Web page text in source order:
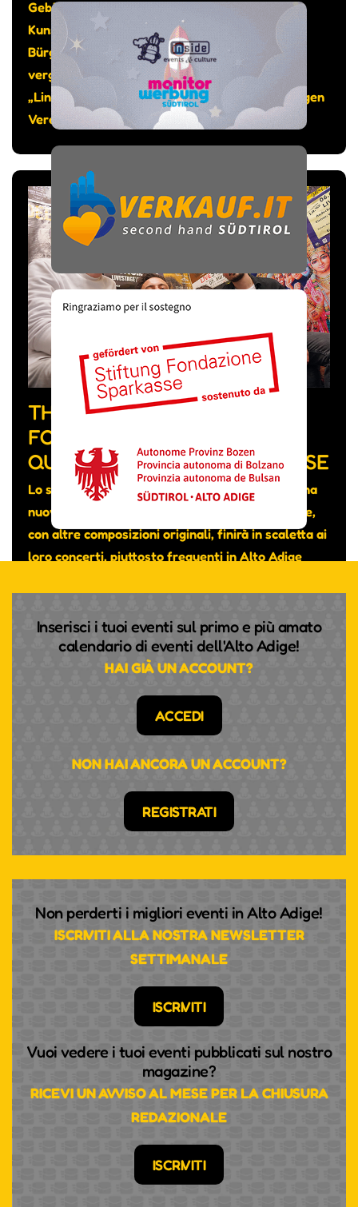
Gebäude sollte auch genügend Platz sein für
Kunst und Kultur, so das Anliegen von
Bürgermeister Michael Epp. Gesagt getan: Am
vergangenen 12. Juni wurde der Kunstraum
„Lind.Art“ eingeweiht, bespielt vom gleichnamigen
Verein.
THE FEVER WEEK, LA BAND
FORMATA DA MUSICISTI DI
QUATTRO NAZIONALITÀ DIVERSE
Lo scorso mese hanno pubblicato su YouTube una
nuova canzone intitolata “Really don’t care” che,
con altre composizioni originali, finirà in scaletta ai
loro concerti, piuttosto frequenti in Alto Adige
TEMPO UND RHYTHMUS,
PASSION UND PRESSING -
VIELSEITIGKEIT HAT EINEN
Inserisci i tuoi eventi sul primo e più amato
calendario di eventi dell'Alto Adige!
HAI GIÀ UN ACCOUNT?
ACCEDI
NON HAI ANCORA UN ACCOUNT?
REGISTRATI
Non perderti i migliori eventi in Alto Adige!
ISCRIVITI ALLA NOSTRA NEWSLETTER
SETTIMANALE
ISCRIVITI
Vuoi vedere i tuoi eventi pubblicati sul nostro
magazine?
RICEVI UN AVVISO AL MESE PER LA CHIUSURA
REDAZIONALE
ISCRIVITI